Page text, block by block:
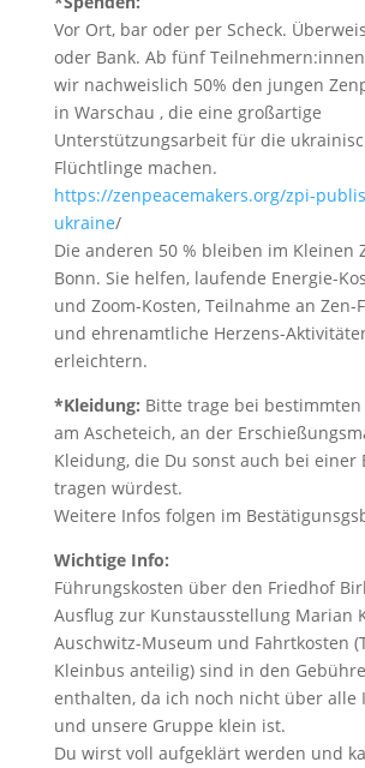
Vor Ort, bar oder per Scheck.
oder Bank. Ab fünf
wir nachweislich 50% den jungen
in Warschau , die eine großartige
Unterstützungsarbeit für die
Flüchtlinge machen.
https://zenpeacemakers.org/zpi-
ukraine/
Die anderen 50 % bleiben im Kleinen
Bonn. Sie helfen, laufende Energie-
und Zoom-Kosten, Teilnahme an
und ehrenamtliche Herzens-
erleichtern.
*Kleidung: Bitte trage bei bestimmten
am Ascheteich, an der
Kleidung, die Du sonst auch bei einer
tragen würdest.
Weitere Infos folgen im
Wichtige Info:
Führungskosten über den Friedhof
Ausflug zur Kunstausstellung Marian
Auschwitz-Museum und Fahrtkosten
Kleinbus anteilig) sind in den
enthalten, da ich noch nicht über alle
und unsere Gruppe klein ist.
Du wirst voll aufgeklärt werden und